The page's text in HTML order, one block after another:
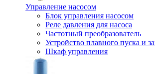
Управление насосом
Блок управления насосом
Реле давления для насоса
Частотный преобразователь
Устройство плавного пуска и
Шкаф управления